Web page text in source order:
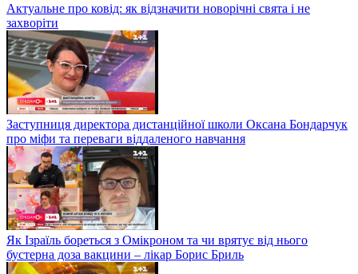
Актуальне про ковід: як відзначити новорічні свята і не
захворіти
Заступниця директора дистанційної школи Оксана Бондарчук
про міфи та переваги віддаленого навчання
Як Ізраїль бореться з Омікроном та чи врятує від нього
бустерна доза вакцини – лікар Борис Бриль